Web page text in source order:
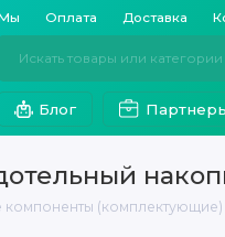
Оплата Доставка
Блог
(комплектующие)